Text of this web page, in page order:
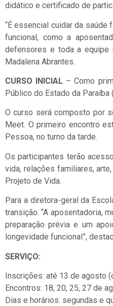
didático e certificado de
“É essencial cuidar da
funcional, como a
defensores e toda a equipe
Madalena Abrantes.
CURSO INICIAL – Como
Público do Estado da
O curso será composto por
Meet. O primeiro encontro
Pessoa, no turno da tarde.
Os participantes terão
vida, relações familiares,
Projeto de Vida.
Para a diretora-geral da
transição. “A aposentadoria,
preparação prévia e um
longevidade funcional”,
SERVIÇO:
Inscrições: até 13 de agosto
Encontros: 18, 20, 25, 27 de
Dias e horários: segundas e